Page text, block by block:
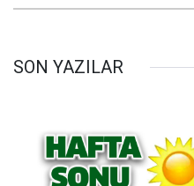
SON YAZILAR